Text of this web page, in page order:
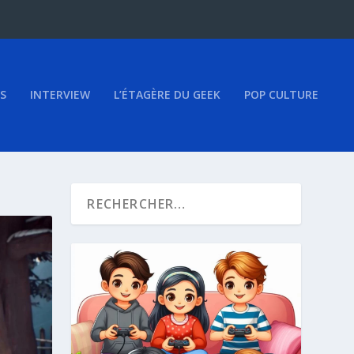
INTERVIEW L’ÉTAGÈRE DU GEEK POP CULTURE